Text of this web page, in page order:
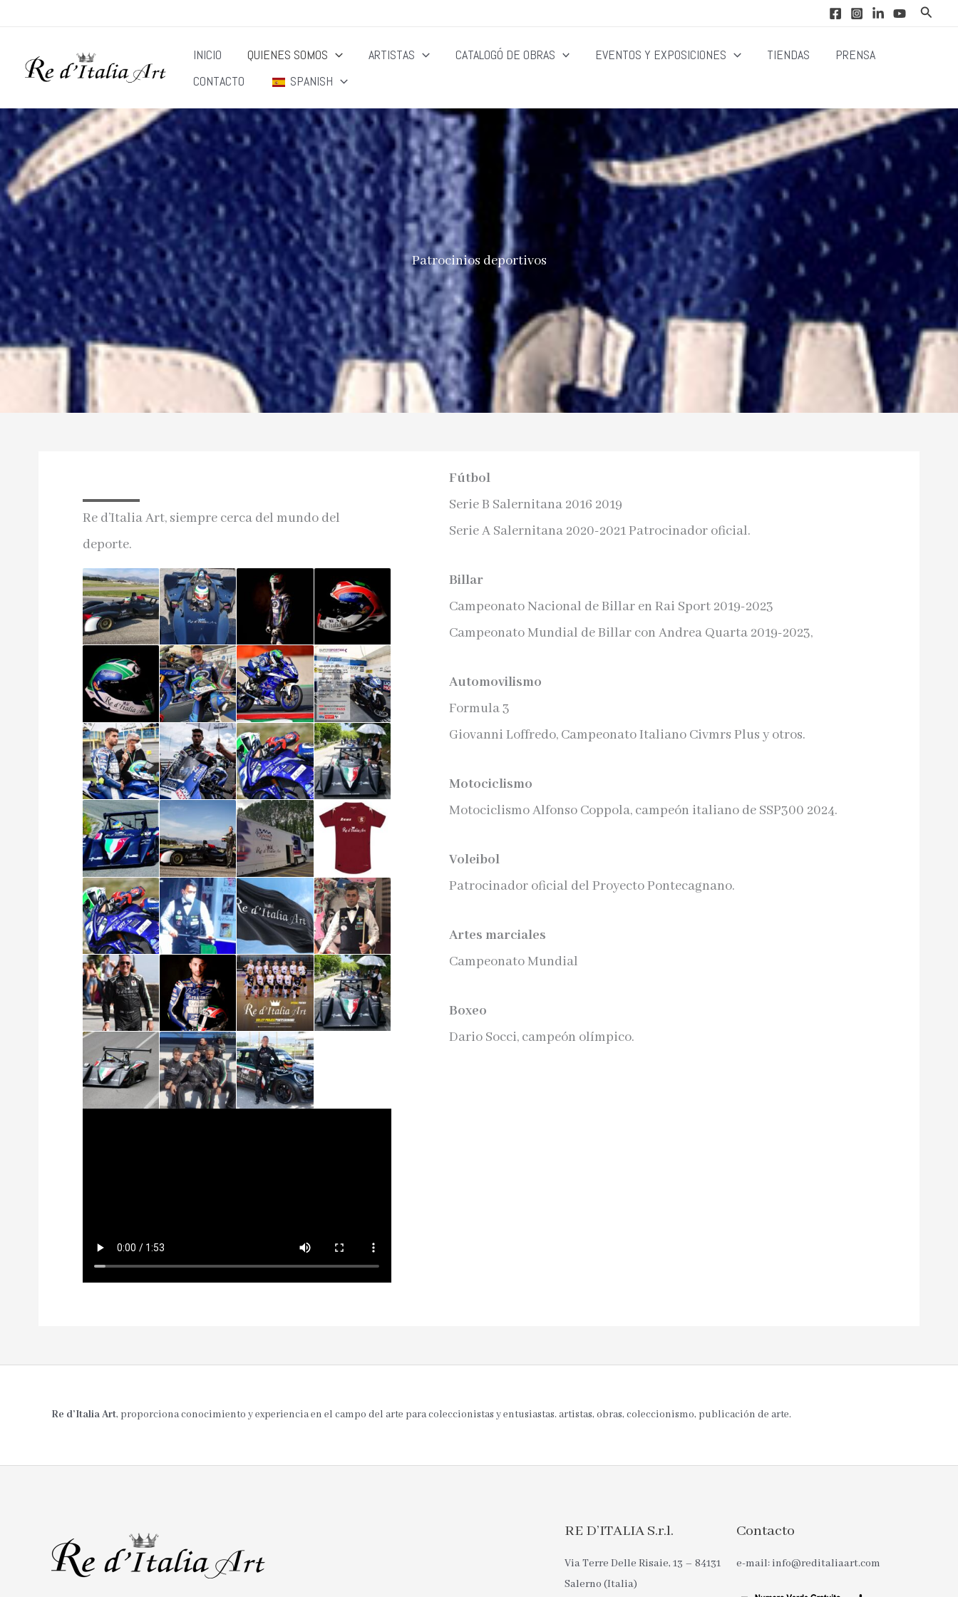
contenido
Buscar
INICIO QUIENES SOMOS ARTISTAS CATALOGÓ DE OBRAS EVENTOS Y EXPOSICIONES TIENDAS
PRENSA
CONTACTO
SPANISH
Patrocinios deportivos
Re d’Italia Art, siempre cerca del mundo del
deporte.
Fútbol
Serie B Salernitana 2016 2019
Serie A Salernitana 2020-2021 Patrocinador oficial.
Billar
Campeonato Nacional de Billar en Rai Sport 2019-2023
Campeonato Mundial de Billar con Andrea Quarta 2019-2023,
Automovilismo
Formula 3
Giovanni Loffredo, Campeonato Italiano Civmrs Plus y otros.
Motociclismo
Motociclismo Alfonso Coppola, campeón italiano de SSP300 2024.
Voleibol
Patrocinador oficial del Proyecto Pontecagnano.
Artes marciales
Campeonato Mundial
Boxeo
Dario Socci, campeón olímpico.
Re d’Italia Art, proporciona conocimiento y experiencia en el campo del arte para coleccionistas y entusiastas. artistas, obras, coleccionismo, publicación de arte.
RE D’ITALIA S.r.l.
Via Terre Delle Risaie, 13 – 84131
Salerno (Italia)
Contacto
e-mail: info@reditaliaart.com